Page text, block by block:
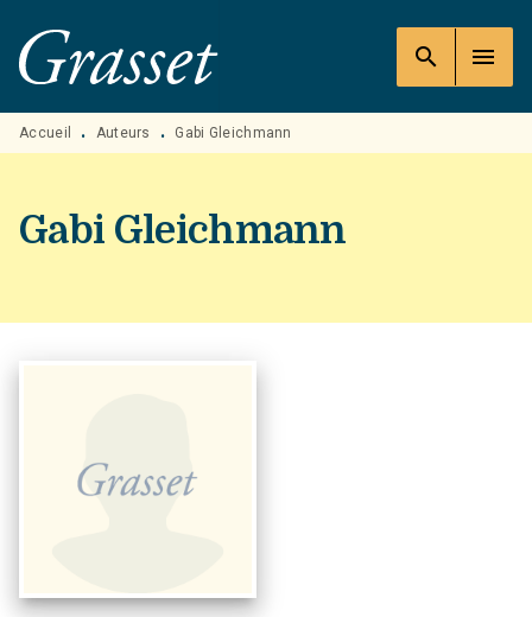
MENU RECHERCHE
PIED DE PAGE
search menu
Accueil • Auteurs • Gabi Gleichmann
Gabi Gleichmann